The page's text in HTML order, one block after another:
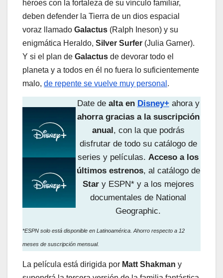
héroes con la fortaleza de su vínculo familiar,
deben defender la Tierra de un dios espacial
voraz llamado Galactus (Ralph Ineson) y su
enigmática Heraldo, Silver Surfer (Julia Garner).
Y si el plan de Galactus de devorar todo el
planeta y a todos en él no fuera lo suficientemente
malo, de repente se vuelve muy personal .
Date de alta en Disney+ahora y
ahorra gracias a la suscripción
anual , con la que podrás
disfrutar de todo su catálogo de
series y películas.Acceso a los
últimos estrenos, al catálogo de
Stary ESPN* y a los mejores
documentales de National
Geographic.
*ESPN solo está disponible en Latinoamérica. Ahorro respecto a 12
meses de suscripción mensual.
La película está dirigida por Matt Shakman y